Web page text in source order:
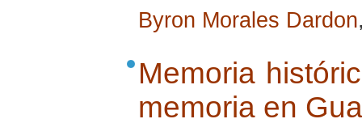
Byron Morales Dardon
Memoria
memoria en